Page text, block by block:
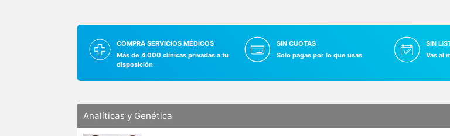
COMPRA SERVICIOS MÉDICOS
Más de 4.000 clínicas privadas a tu
disposición
SIN CUOTAS
Solo pagas por lo que usas
SIN
Vas al
Analíticas y Genética